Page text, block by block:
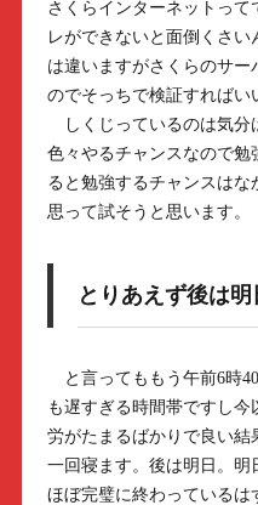
さくらインターネットって
レができないと面倒くさ
は違いますがさくらのサ
のでそっちで検証すればい
しくじっているのは気分
色々やるチャンスなので勉
ると勉強するチャンスはな
思って試そうと思います。
とりあえず後は
と言ってももう午前6時
も遅すぎる時間帯ですし
労がたまるばかりで良い結
一回寝ます。後は明日。明
ほぼ完璧に終わっているは